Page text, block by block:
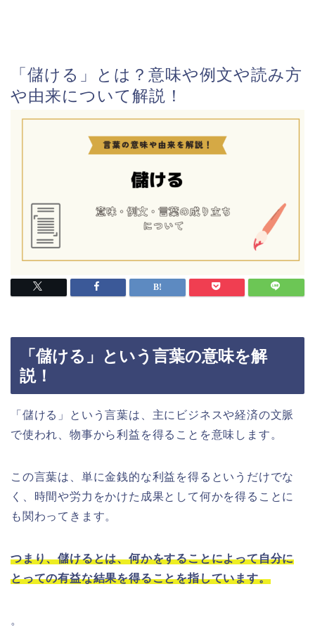
「儲ける」とは？意味や例文や読み方
や由来について解説！
「儲ける」という言葉の意味を解
説！
「儲ける」という言葉は、主にビジネスや経済の文脈
で使われ、物事から利益を得ることを意味します。
この言葉は、単に金銭的な利益を得るというだけでな
く、時間や労力をかけた成果として何かを得ることに
も関わってきます。
つまり、儲けるとは、何かをすることによって自分に
とっての有益な結果を得ることを指しています。
。